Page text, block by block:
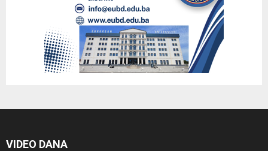
VIDEO DANA